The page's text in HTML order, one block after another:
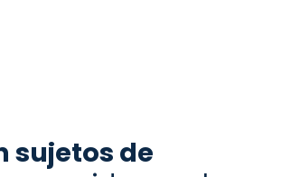
sujetos de